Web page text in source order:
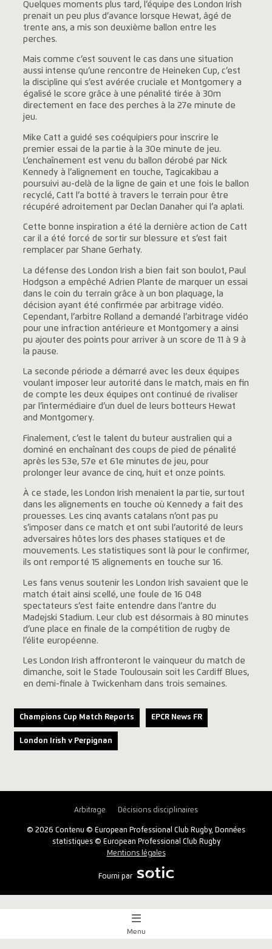
Quelques moments plus tard, l’équipe des London Irish
prenait un peu plus d’avance lorsque Hewat, âgé de
trente ans, a mis son deuxième ballon entre les
perches.
Mais comme c’est souvent le cas dans une situation
aussi intense qu’une rencontre de Heineken Cup, c’est
la discipline qui s’est avérée cruciale et Montgomery a
égalisé le score grâce à une pénalité tirée à 30m
directement en face des perches à la 27e minute de
jeu.
Mike Catt a guidé ses coéquipiers pour inscrire le
premier essai de la partie à la 30e minute de jeu.
L’enchaînement est venu du ballon dérobé par Nick
Kennedy à l’alignement en touche, Tagicakibau a
poursuivi au-delà de la ligne de gain et une fois le ballon
recyclé, Catt l’a botté à travers le terrain pour être
récupéré adroitement par Declan Danaher qui l’a aplati.
Cette bonne inspiration a été la dernière action de Catt
car il a été forcé de sortir sur blessure et s’est fait
remplacer par Shane Gerhaty.
La défense des London Irish a bien fait son boulot, Paul
Hodgson a empêché Adrien Plante de marquer un essai
dans le coin du terrain grâce à un bon plaquage, la
décision ayant été confirmée par arbitrage vidéo.
Cependant, l’arbitre Rolland a demandé l’arbitrage vidéo
pour une infraction antérieure et Montgomery a ainsi
pu ajouter des points pour arriver à un score de 11 à 9 à
la pause.
La seconde période a démarré avec les deux équipes
voulant imposer leur autorité dans le match, mais en fin
de compte les deux équipes ont continué de rivaliser
par l’intermédiaire d’un duel de leurs botteurs Hewat
and Montgomery.
Finalement, c’est le talent du buteur australien qui a
dominé en enchaînant des coups de pied de pénalité
après les 53e, 57e et 61e minutes de jeu, pour
prolonger leur avance de cinq, huit et onze points.
À ce stade, les London Irish menaient la partie, surtout
dans les alignements en touche où Kennedy a fait des
prouesses. Les cinq avants catalans n’ont pas pu
s’imposer dans ce match et ont subi l’autorité de leurs
adversaires hôtes lors des phases statiques et de
mouvements. Les statistiques sont là pour le confirmer,
ils ont remporté 15 alignements en touche sur 16.
Les fans venus soutenir les London Irish savaient que le
match était ainsi scellé, une foule de 16 048
spectateurs s’est faite entendre dans l’antre du
Madejski Stadium. Leur club est désormais à 80 minutes
d’une place en finale de la compétition de rugby de
l’élite européenne.
Les London Irish affronteront le vainqueur du match de
dimanche, soit le Stade Toulousain soit les Cardiff Blues,
en demi-finale à Twickenham dans trois semaines.
Champions Cup Match Reports EPCR News FR
London Irish v Perpignan
Arbitrage Décisions disciplinaires
© 2026 Contenu © European Professional Club Rugby, Données
statistiques © European Professional Club Rugby
Mentions légales
Fourni par
Aperçu
Menu